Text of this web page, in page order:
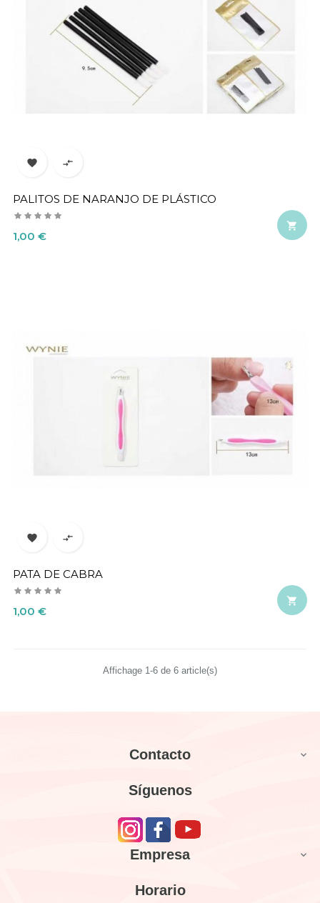
 
PALITOS DE NARANJO DE PLÁSTICO
Precio
1,00 €

 
PATA DE CABRA
Precio
1,00 €

Affichage 1-6 de 6 article(s)
Contacto 
Síguenos
Empresa 
Horario